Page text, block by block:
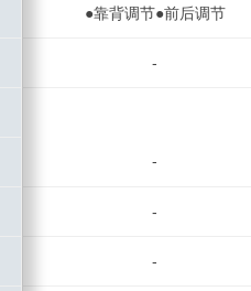
●靠背调节●前后调节
-
-
-
-